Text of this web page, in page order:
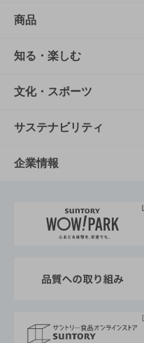
商品
商品TOP
商品一覧
商品発売情報
栄養成分一覧
知る・楽しむ
知る・楽しむTOP
キャンペーン
工場見学
地域情報
文化・スポーツ
文化・スポーツTOP
サントリーホール
サントリーサンバーズ
サステナビリティ
サステナビリティTOP
サントリーが考える
企業情報
企業概要
採用情報